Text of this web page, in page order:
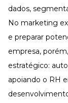
dados,
No marketing
e preparar
empresa,
estratégico:
apoiando o RH